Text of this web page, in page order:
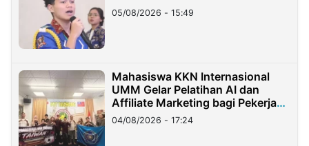
05/08/2026 - 15:49
Mahasiswa KKN Internasional
UMM Gelar Pelatihan AI dan
Affiliate Marketing bagi Pekerja
Migran Indonesia di Taiwan
04/08/2026 - 17:24